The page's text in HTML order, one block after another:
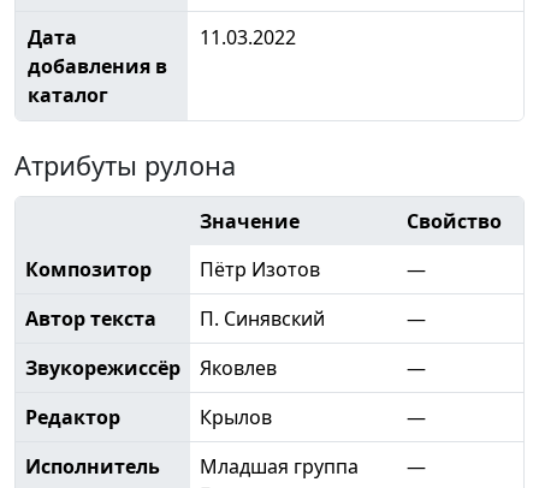
Дата
добавления в
каталог
11.03.2022
Атрибуты рулона
Значение
Свойство
Композитор
Пётр Изотов
—
Автор текста
П. Синявский
—
Звукорежиссёр
Яковлев
—
Редактор
Крылов
—
Исполнитель
Младшая группа
—